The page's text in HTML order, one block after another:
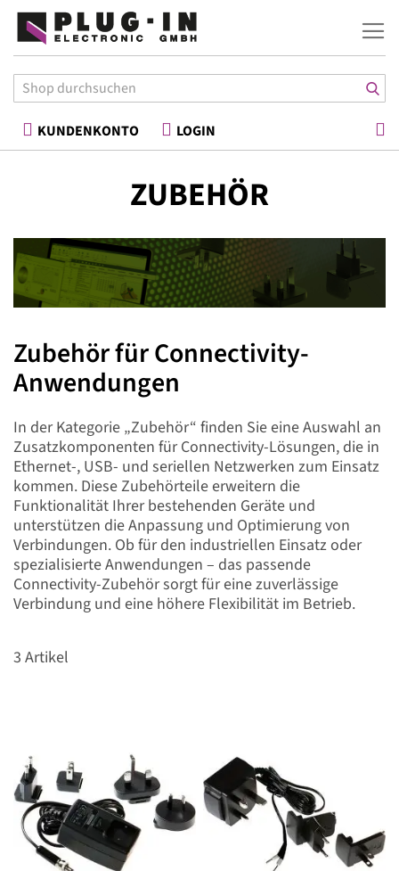
KUNDENKONTO LOGIN
ZUBEHÖR
Zubehör für Connectivity-
Anwendungen
In der Kategorie „Zubehör“ finden Sie eine Auswahl an
Zusatzkomponenten für Connectivity-Lösungen, die in
Ethernet-, USB- und seriellen Netzwerken zum Einsatz
kommen. Diese Zubehörteile erweitern die
Funktionalität Ihrer bestehenden Geräte und
unterstützen die Anpassung und Optimierung von
Verbindungen. Ob für den industriellen Einsatz oder
spezialisierte Anwendungen – das passende
Connectivity-Zubehör sorgt für eine zuverlässige
Verbindung und eine höhere Flexibilität im Betrieb.
3 Artikel